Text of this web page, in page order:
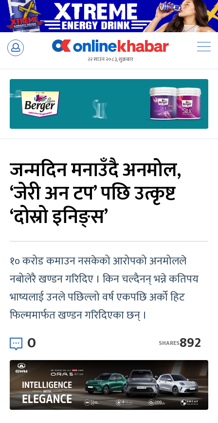
Skip
२२ साउन २०८३, शुक्रबार
जन्मदिन मनाउँदै अनमोल,
‘जेरी अन टप’ पछि उत्कृष्ट
‘दोस्रो इनिङ्स’
१० करोड कमाउन नसकेको आरोपको अनमोलले
नबोलेरै खण्डन गरिदिए । किन चल्दैनन् भन्ने कतिपय
भाष्यलाई उनले पछिल्लो वर्ष एकपछि अर्को हिट
फिल्ममार्फत खण्डन गरिदिएका छन् ।
0 892
SHARES